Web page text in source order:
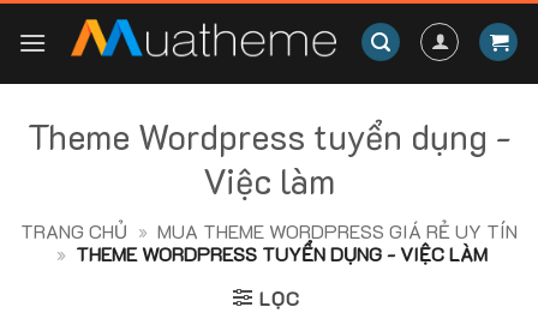
Theme Wordpress tuyển dụng -
Việc làm
TRANG CHỦ » MUA THEME WORDPRESS GIÁ RẺ UY TÍN
» THEME WORDPRESS TUYỂN DỤNG - VIỆC LÀM
LỌC